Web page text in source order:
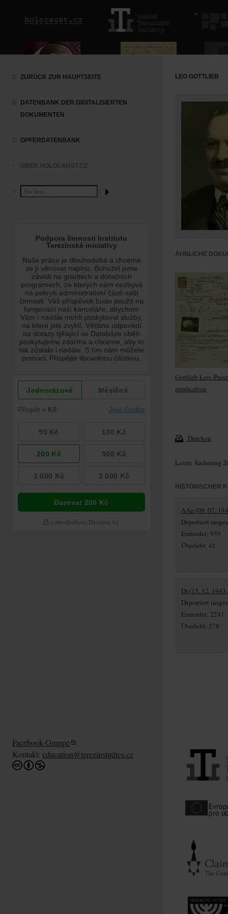
ZURÜCK ZUR HAUPTSEITE
DATENBANK DER DIGITALISIERTEN
DOKUMENTEN
OPFERDATENBANK
ÜBER HOLOCAUST.CZ
LEO GOTTLIEB
ÄHNLICHE
Gottlieb Leo:
application
Drucken
Letzte Änderung
HISTORISCHER
AAp (09. 07.
Deportiert
Ermordet: 959
Überlebt: 41
Dr (15. 12.
Deportiert
Ermordet: 2241
Überlebt: 278
Facebook-Gruppe
Kontakt: education@terezinstudies.cz